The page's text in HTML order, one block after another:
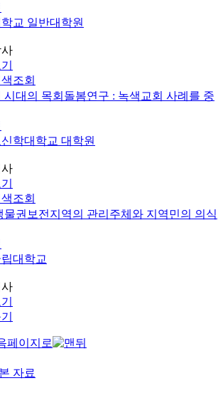
교 일반대학원
조회
시대의 목회돌봄연구 : 녹색교회 사례를 중
학대학교 대학원
조회
물권보전지역의 관리주체와 지역민의 의식
대학교
자료